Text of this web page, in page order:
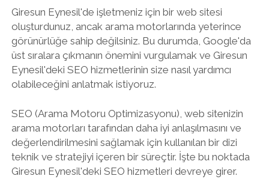
Giresun Eynesil'de işletmeniz için bir web sitesi
oluşturdunuz, ancak arama motorlarında yeterince
görünürlüğe sahip değilsiniz. Bu durumda, Google'da
üst sıralara çıkmanın önemini vurgulamak ve Giresun
Eynesil'deki SEO hizmetlerinin size nasıl yardımcı
olabileceğini anlatmak istiyoruz.
SEO (Arama Motoru Optimizasyonu), web sitenizin
arama motorları tarafından daha iyi anlaşılmasını ve
değerlendirilmesini sağlamak için kullanılan bir dizi
teknik ve stratejiyi içeren bir süreçtir. İşte bu noktada
Giresun Eynesil'deki SEO hizmetleri devreye girer.